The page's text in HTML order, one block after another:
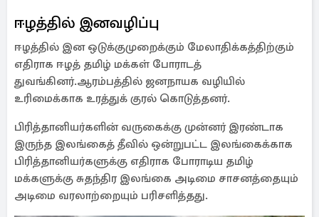
ஈழத்தில் இனவழிப்பு
ஈழத்தில் இன ஒடுக்குமுறைக்கும் மேலாதிக்கத்திற்கும்
எதிராக ஈழத் தமிழ் மக்கள் போராடத்
துவங்கினர்.ஆரம்பத்தில் ஜனநாயக வழியில்
உரிமைக்காக உரத்துக் குரல் கொடுத்தனர்.
பிரித்தானியர்களின் வருகைக்கு முன்னர் இரண்டாக
இருந்த இலங்கைத் தீவில் ஒன்றுபட்ட இலங்கைக்காக
பிரித்தானியர்களுக்கு எதிராக போராடிய தமிழ்
மக்களுக்கு சுதந்திர இலங்கை அடிமை சாசனத்தையும்
அடிமை வரலாற்றையும் பரிசளித்தது.